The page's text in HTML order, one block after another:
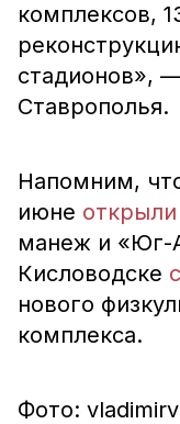
комплексов,
стадионов»,
Ставрополья.
Напомним,
июне открыли
манеж и «Юг-
Кисловодске
нового
комплекса.
Фото: